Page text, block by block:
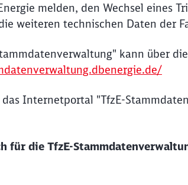
melden, den Wechsel eines
weiteren technischen Daten der
kann über
Internetportal "TfzE-
für die TfzE-
Möchten Sie